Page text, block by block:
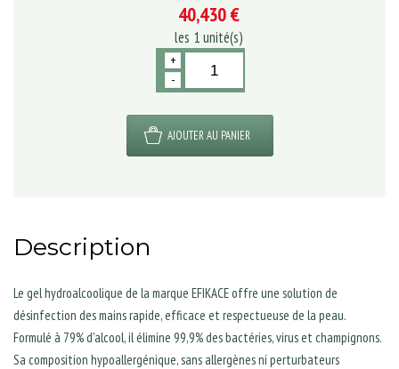
40,430 €
les 1unité(s)
+
-
AJOUTER AU PANIER
Description
Le gel hydroalcoolique de la marque EFIKACE offre une solution de
désinfection des mains rapide, efficace et respectueuse de la peau.
Formulé à 79% d'alcool, il élimine 99,9% des bactéries, virus et champignons.
Sa composition hypoallergénique, sans allergènes ni perturbateurs